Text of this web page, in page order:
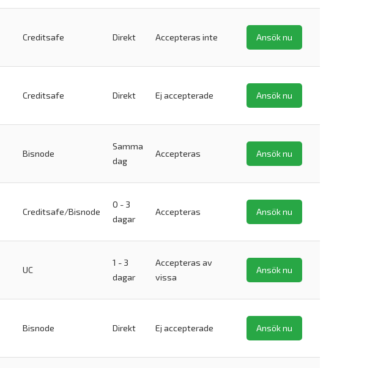
Creditsafe Direkt Accepteras inte Ansök nu
Creditsafe Direkt Ej accepterade Ansök nu
Bisnode
Samma
dag
Accepteras Ansök nu
Creditsafe/Bisnode
0 - 3
dagar
Accepteras Ansök nu
UC
1 - 3
dagar
Accepteras av
vissa
Ansök nu
Bisnode Direkt Ej accepterade Ansök nu